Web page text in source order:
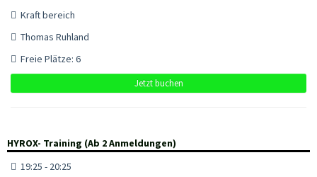
Kraft bereich
Thomas Ruhland
Freie Plätze: 6
Jetzt buchen
HYROX- Training (Ab 2 Anmeldungen)
19:25 - 20:25